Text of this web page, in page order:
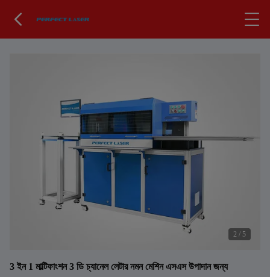
2 / 5
3 ইন 1 মাল্টিফাংশন 3 ডি চ্যানেল লেটার নমন মেশিন এসএস উপাদান জন্য